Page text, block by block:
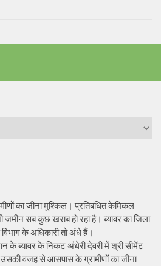
का जीना मुश्किल। प्रतिबंधित केमिकल
जमीन सब कुछ खराब हो रहा है। ब्यावर का जिला
के अधिकारी तो अंधे हैं।
के ब्यावर के निकट अंधेरी देवरी में श्री सीमेंट
वजह से आसपास के ग्रामीणों का जीना